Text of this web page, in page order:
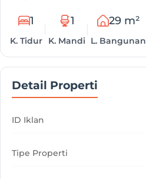
1
K. Tidur
1
K. Mandi
29 m²
L. Bangunan
Detail Properti
ID Iklan
Tipe Properti